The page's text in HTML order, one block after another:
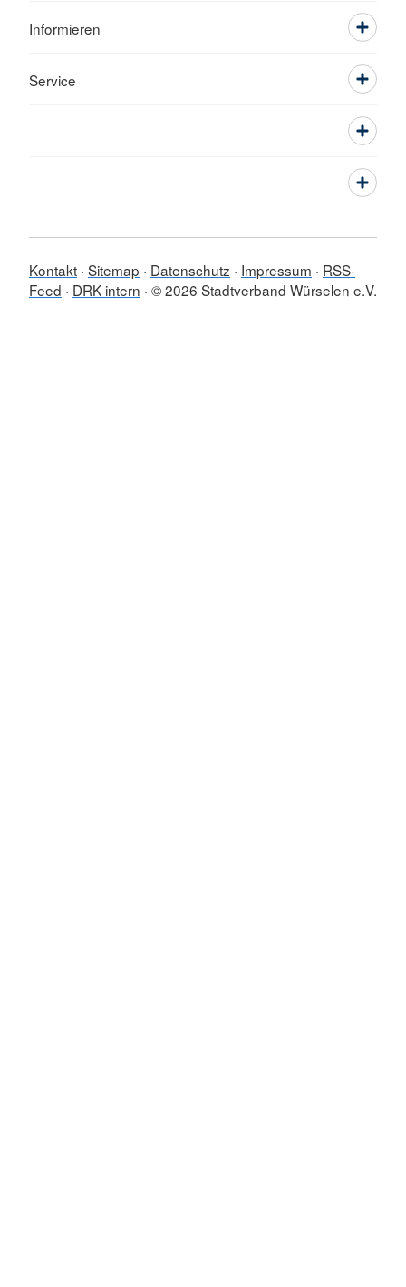
Informieren
Service
Kontakt Sitemap Datenschutz Impressum
RSS-
Feed
DRK intern © 2026 Stadtverband Würselen e.V.